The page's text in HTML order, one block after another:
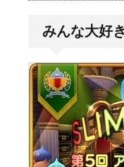
みんな大好